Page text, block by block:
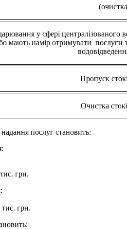
у сфері централізованого
мають намір отримувати послуги з
Пропуск
Очистка
надання послуг становить:
грн.
грн.